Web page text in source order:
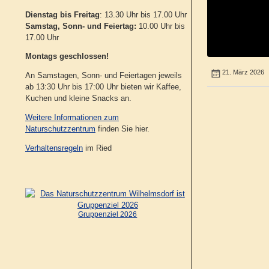
21. März 2026
Dienstag bis Freitag: 13.30 Uhr bis 17.00 Uhr
Samstag, Sonn- und Feiertag: 10.00 Uhr bis
17.00 Uhr
Montags geschlossen!
An Samstagen, Sonn- und Feiertagen jeweils
ab 13:30 Uhr bis 17:00 Uhr bieten wir Kaffee,
Kuchen und kleine Snacks an.
Weitere Informationen zum
Naturschutzzentrum finden Sie hier.
Verhaltensregeln im Ried
Gruppenziel 2026